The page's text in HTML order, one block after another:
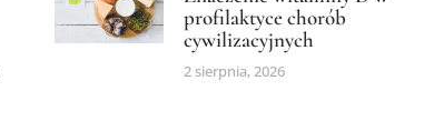
profilaktyce chorób
cywilizacyjnych
2 sierpnia, 2026